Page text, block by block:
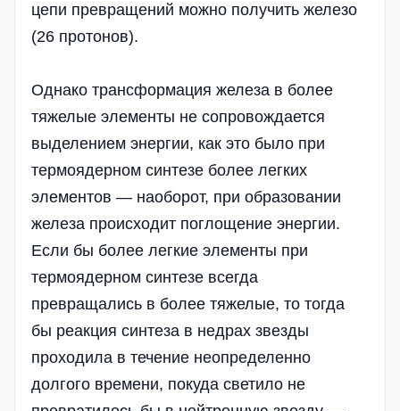
цепи превращений можно получить железо
(26 протонов).
Однако трансформация железа в более
тяжелые элементы не сопровождается
выделением энергии, как это было при
термоядерном синтезе более легких
элементов — наоборот, при образовании
железа происходит поглощение энергии.
Если бы более легкие элементы при
термоядерном синтезе всегда
превращались в более тяжелые, то тогда
бы реакция синтеза в недрах звезды
проходила в течение неопределенно
долгого времени, покуда светило не